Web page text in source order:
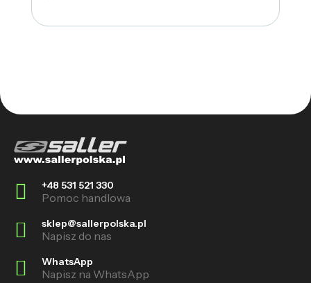
+48 531 521 330
Pomoc handlowa
sklep@sallerpolska.pl
Napisz do nas
WhatsApp
Napisz na WhatsApp